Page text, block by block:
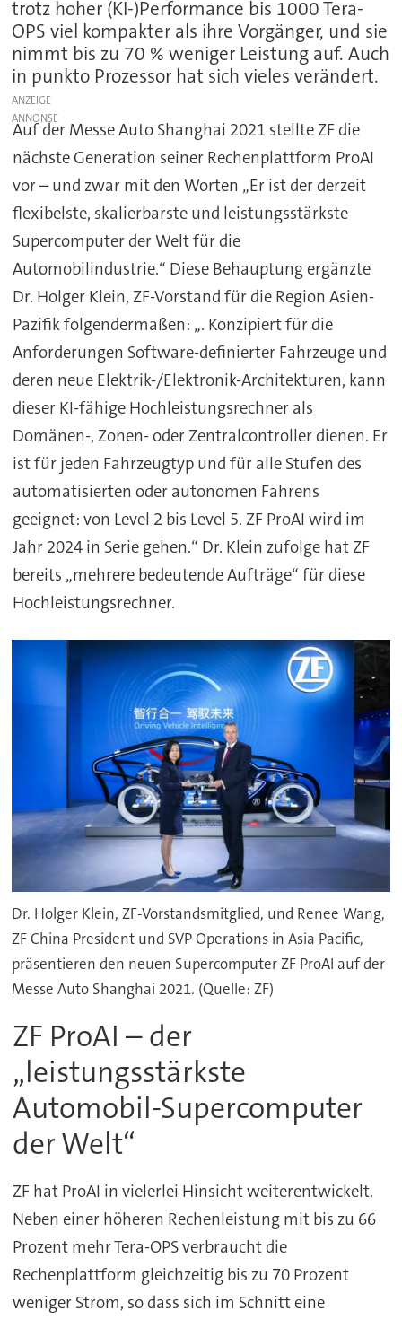
trotz hoher (KI-)Performance bis 1000 Tera-
OPS viel kompakter als ihre Vorgänger, und sie
nimmt bis zu 70 % weniger Leistung auf. Auch
in punkto Prozessor hat sich vieles verändert.
ANZEIGE
Auf der Messe Auto Shanghai 2021 stellte ZF die
nächste Generation seiner Rechenplattform ProAI
vor – und zwar mit den Worten „Er ist der derzeit
flexibelste, skalierbarste und leistungsstärkste
Supercomputer der Welt für die
Automobilindustrie.“ Diese Behauptung ergänzte
Dr. Holger Klein, ZF-Vorstand für die Region Asien-
Pazifik folgendermaßen: „. Konzipiert für die
Anforderungen Software-definierter Fahrzeuge und
deren neue Elektrik-/Elektronik-Architekturen, kann
dieser KI-fähige Hochleistungsrechner als
Domänen-, Zonen- oder Zentralcontroller dienen. Er
ist für jeden Fahrzeugtyp und für alle Stufen des
automatisierten oder autonomen Fahrens
geeignet: von Level 2 bis Level 5. ZF ProAI wird im
Jahr 2024 in Serie gehen.“ Dr. Klein zufolge hat ZF
bereits „mehrere bedeutende Aufträge“ für diese
Hochleistungsrechner.
Dr. Holger Klein, ZF-Vorstandsmitglied, und Renee Wang,
ZF China President und SVP Operations in Asia Pacific,
präsentieren den neuen Supercomputer ZF ProAI auf der
Messe Auto Shanghai 2021. (Quelle: ZF)
ZF ProAI – der
„leistungsstärkste
Automobil-Supercomputer
der Welt“
ZF hat ProAI in vielerlei Hinsicht weiterentwickelt.
Neben einer höheren Rechenleistung mit bis zu 66
Prozent mehr Tera-OPS verbraucht die
Rechenplattform gleichzeitig bis zu 70 Prozent
weniger Strom, so dass sich im Schnitt eine